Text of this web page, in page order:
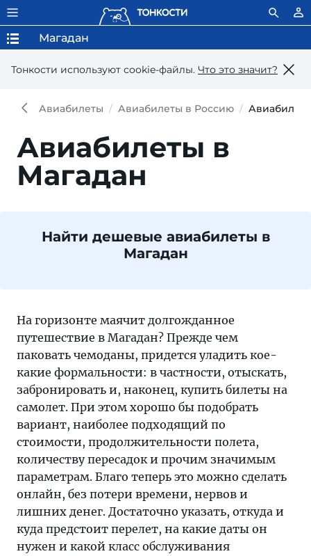
Тонкости используют сookie-файлы. Что это значит?
Магадан
Авиабилеты Авиабилеты в Россию
Авиабилеты в
Магадан
Найти дешевые авиабилеты в
Магадан
На горизонте маячит долгожданное
путешествие в Магадан? Прежде чем
паковать чемоданы, придется уладить кое-
какие формальности: в частности, отыскать,
забронировать и, наконец, купить билеты на
самолет. При этом хорошо бы подобрать
вариант, наиболее подходящий по
стоимости, продолжительности полета,
количеству пересадок и прочим значимым
параметрам. Благо теперь это можно сделать
онлайн, без потери времени, нервов и
лишних денег. Достаточно указать, откуда и
куда предстоит перелет, на какие даты он
нужен и какой класс обслуживания